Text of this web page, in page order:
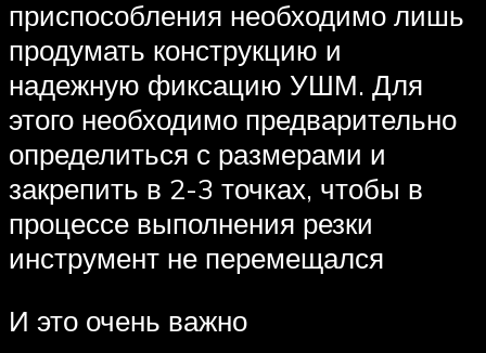
приспособления необходимо лишь
продумать конструкцию и
надежную фиксацию УШМ. Для
этого необходимо предварительно
определиться с размерами и
закрепить в 2-3 точках, чтобы в
процессе выполнения резки
инструмент не перемещался
И это очень важно